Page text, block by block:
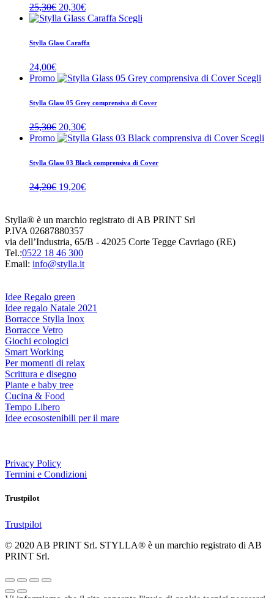
25,30€ Il
prezzo
era:
20,30€Il
prezzo
è:
Scegli
Stylla Glass Caraffa
24,00€
Promo
Scegli
Stylla Glass 05 Grey comprensiva di Cover
25,30€ Il
prezzo
era:
20,30€Il
prezzo
è:
Promo Scegli
Stylla Glass 03 Black comprensiva di Cover
24,20€ Il
era:
24,20€.
19,20€Il
è:
Stylla® è un marchio registrato di AB PRINT Srl
P.IVA 02687880357
via dell’Industria, 65/B - 42025 Corte Tegge Cavriago (RE)
Tel.:0522 18 46 300
Email: info@stylla.it
Idee Regalo green
Idee regalo Natale 2021
Borracce Stylla Inox
Borracce Vetro
Giochi ecologici
Smart Working
Per momenti di relax
Scrittura e disegno
Piante e baby tree
Cucina & Food
Tempo Libero
Idee ecosostenibili per il mare
Privacy Policy
Termini e Condizioni
Trustpilot
Trustpilot
© 2020 AB PRINT Srl. STYLLA® è un marchio registrato di AB
PRINT Srl.